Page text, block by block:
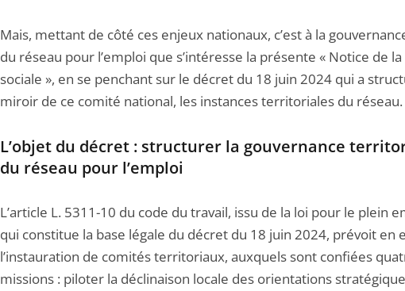
Mais, mettant de côté ces enjeux nationaux, c’est à la
du réseau pour l’emploi que s’intéresse la présente « Notice de
sociale », en se penchant sur le décret du 18 juin 2024 qui a
miroir de ce comité national, les instances territoriales du réseau.
L’objet du décret : structurer la gouvernance
du réseau pour l’emploi
L’article L. 5311-10 du code du travail, issu de la loi pour le plein
qui constitue la base légale du décret du 18 juin 2024, prévoit en
l’instauration de comités territoriaux, auxquels sont confiées
missions : piloter la déclinaison locale des orientations